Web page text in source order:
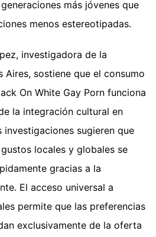
más jóvenes que
menos estereotipadas.
investigadora de la
Aires, sostiene que el consumo
On White Gay Porn funciona
la integración cultural en
investigaciones sugieren que
locales y globales se
gracias a la
El acceso universal a
permite que las preferencias
exclusivamente de la oferta